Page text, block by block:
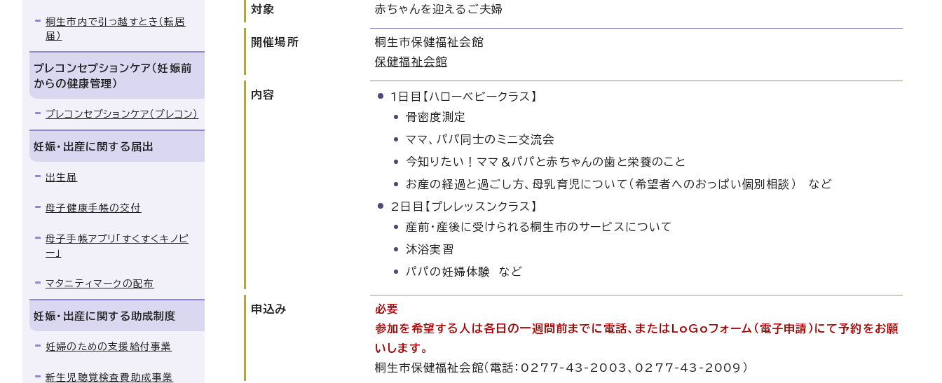
対象 赤ちゃんを迎えるご夫婦
開催場所
桐生市保健福祉会館
保健福祉会館
内容
1日目【ハローベビークラス】
骨密度測定
ママ、パパ同士のミニ交流会
今知りたい！ママ＆パパと赤ちゃんの歯と栄養のこと
お産の経過と過ごし方、母乳育児について（希望者へのおっぱい個別相談） など
2日目【プレレッスンクラス】
産前・産後に受けられる桐生市のサービスについて
沐浴実習
パパの妊婦体験 など
申込み
必要
参加を希望する人は各日の一週間前までに電話、またはLoGoフォーム（電子申請）にて予約をお願
いします。
桐生市保健福祉会館（電話：0277-43-2003、0277-43-2009）
桐生市内で引っ越すとき（転居
届）
プレコンセプションケア（妊娠前
からの健康管理）
プレコンセプションケア（プレコン）
妊娠・出産に関する届出
出生届
母子健康手帳の交付
母子手帳アプリ「すくすくキノピ
ー」
マタニティマークの配布
妊娠・出産に関する助成制度
妊婦のための支援給付事業
新生児聴覚検査費助成事業